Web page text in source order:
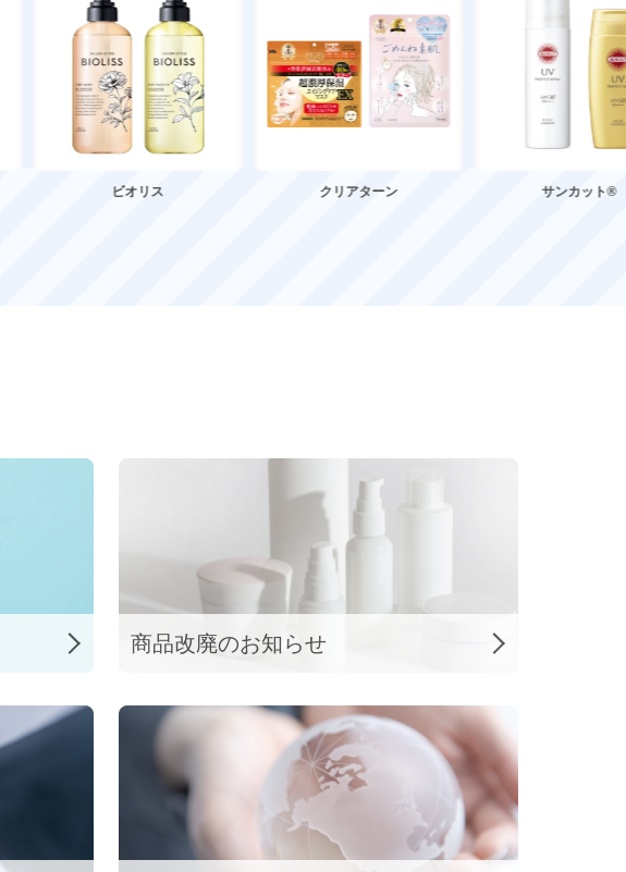
クリアターン サンカット® グレイス ワン
商品改廃のお知らせ